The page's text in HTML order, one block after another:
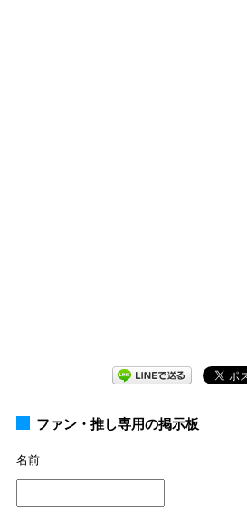
ファン・推し専用の掲示板
名前